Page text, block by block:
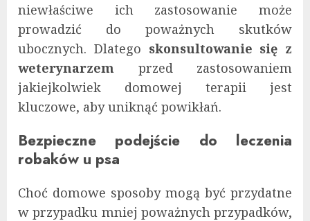
niewłaściwe ich zastosowanie może
prowadzić do poważnych skutków
ubocznych. Dlatego skonsultowanie się z
weterynarzem przed zastosowaniem
jakiejkolwiek domowej terapii jest
kluczowe, aby uniknąć powikłań​​.
Bezpieczne podejście do leczenia
robaków u psa
Choć domowe sposoby mogą być przydatne
w przypadku mniej poważnych przypadków,